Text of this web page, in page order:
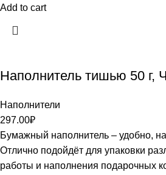
Add to cart
Наполнитель тишью 50 г,
Наполнители
297.00₽
Бумажный наполнитель – удобно,
Отлично подойдёт для упаковки
работы и наполнения подарочных